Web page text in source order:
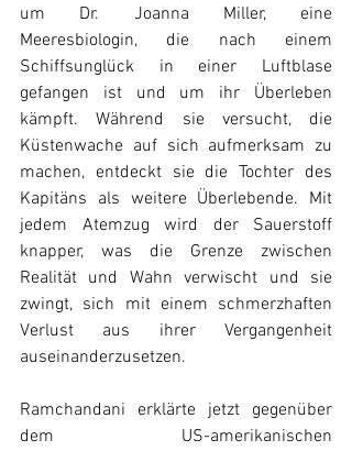
um Dr. Joanna Miller, eine
Meeresbiologin, die nach einem
Schiffsunglück in einer Luftblase
gefangen ist und um ihr Überleben
kämpft. Während sie versucht, die
Küstenwache auf sich aufmerksam zu
machen, entdeckt sie die Tochter des
Kapitäns als weitere Überlebende. Mit
jedem Atemzug wird der Sauerstoff
knapper, was die Grenze zwischen
Realität und Wahn verwischt und sie
zwingt, sich mit einem schmerzhaften
Verlust aus ihrer Vergangenheit
auseinanderzusetzen.
Ramchandani erklärte jetzt gegenüber
dem US-amerikanischen